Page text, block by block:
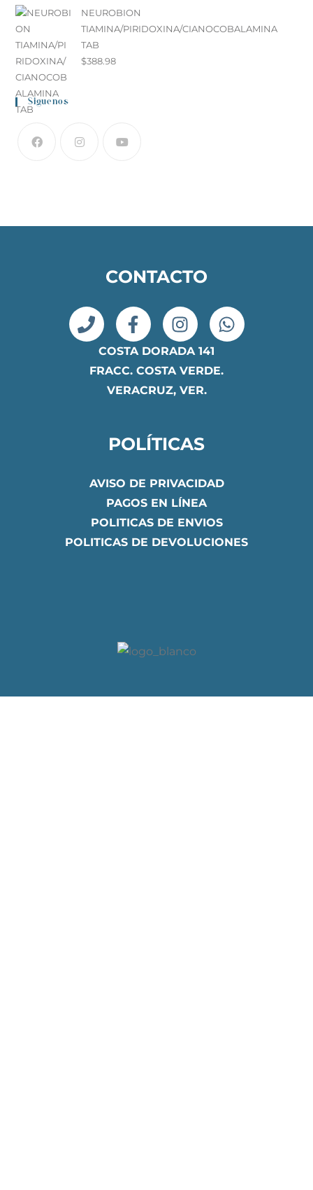
NEUROBION
TIAMINA/PIRIDOXINA/CIANOCOBALAMINA
TAB
$388.98
Siguenos
CONTACTO
COSTA DORADA 141
FRACC. COSTA VERDE.
VERACRUZ, VER.
POLÍTICAS
AVISO DE PRIVACIDAD
PAGOS EN LÍNEA
POLITICAS DE ENVIOS
POLITICAS DE DEVOLUCIONES